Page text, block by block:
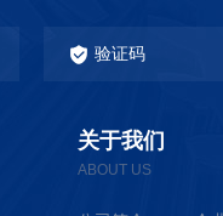
关于我们
ABOUT US